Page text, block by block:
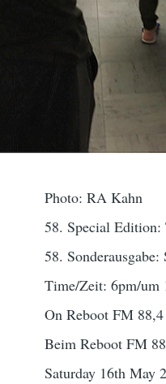
Photo: RA Kahn
58. Special
58.
Time/Zeit: 6pm/um
On Reboot FM
Beim Reboot FM
Saturday 16th May